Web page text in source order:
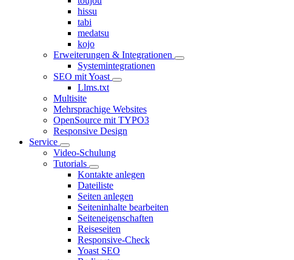
hissu
tabi
medatsu
kojo
Erweiterungen & Integrationen
Systemintegrationen
SEO mit Yoast
Llms.txt
Multisite
Mehrsprachige Websites
OpenSource mit TYPO3
Responsive Design
Service
Video-Schulung
Tutorials
Kontakte anlegen
Dateiliste
Seiten anlegen
Seiteninhalte bearbeiten
Seiteneigenschaften
Reiseseiten
Responsive-Check
Yoast SEO